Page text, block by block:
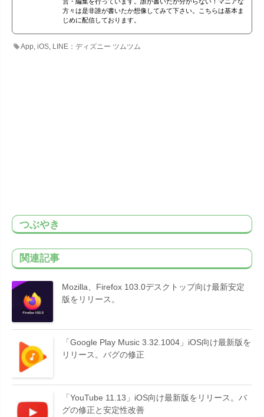
方々は是非誰が書いたか想像してみて下さい。こちらは基本ま
じめに配信しております。
App ,iOS LINE：ディズニー ツムツム
つぶやき
関連記事
Mozilla、Firefox 103.0デスクトップ向け最新安定
版をリリース。
「Google Play Music 3.32.1004」iOS向け最新版を
リリース。バグの修正
「YouTube 11.13」iOS向け最新版をリリース。バ
グの修正と安定性改善